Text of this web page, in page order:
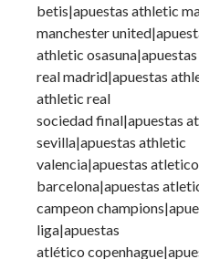
betis|apuestas athletic
manchester
athletic
real madrid|apuestas
athletic real
sociedad final|apuestas
sevilla|apuestas athletic
valencia|apuestas
barcelona|apuestas
campeon
liga|apuestas
atlético